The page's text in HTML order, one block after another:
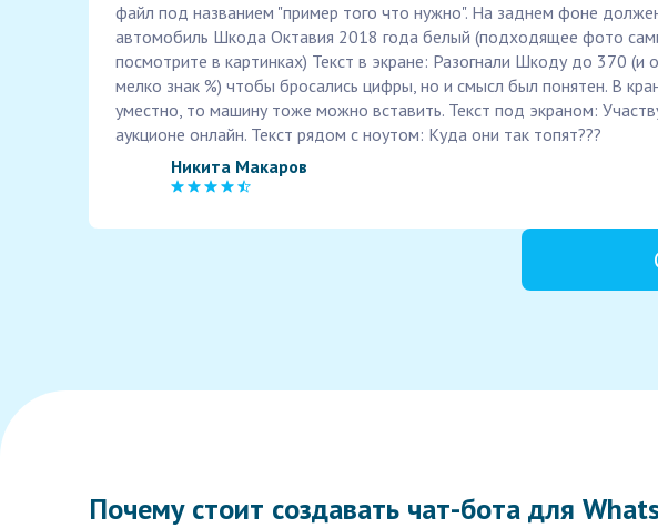
файл под названием "пример того что нужно". На заднем фоне
автомобиль Шкода Октавия 2018 года белый (подходящее фото
посмотрите в картинках) Текст в экране: Разогнали Шкоду до 370 (и
мелко знак %) чтобы бросались цифры, но и смысл был понятен. В
уместно, то машину тоже можно вставить. Текст под экраном:
аукционе онлайн. Текст рядом с ноутом: Куда они так топят???
Никита Макаров
Почему стоит создавать чат-бота для